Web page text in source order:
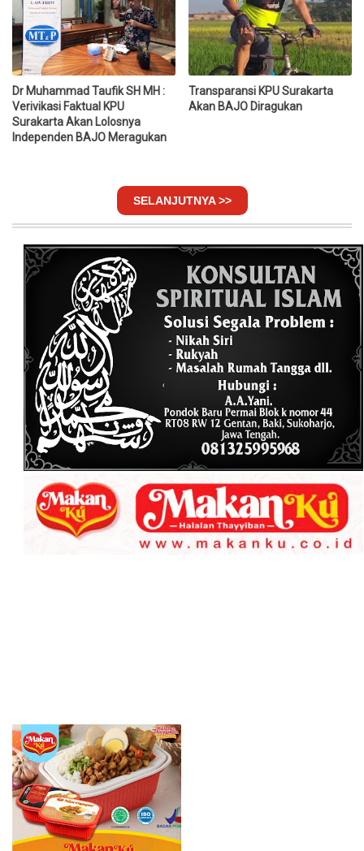
Dr Muhammad Taufik SH MH :
Verivikasi Faktual KPU
Surakarta Akan Lolosnya
Independen BAJO Meragukan
Transparansi KPU Surakarta
Akan BAJO Diragukan
SELANJUTNYA >>